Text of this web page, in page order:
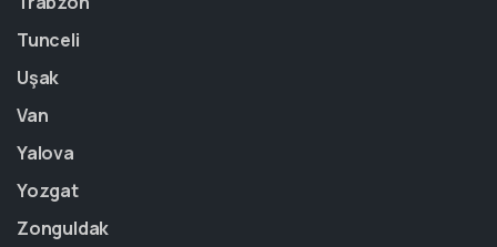
Tunceli
Uşak
Van
Yalova
Yozgat
Zonguldak